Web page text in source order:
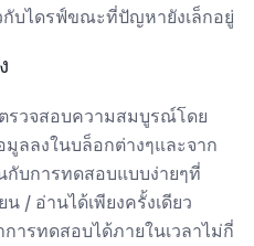
บไดรฟ์ขณะที่ปัญหายังเล็กอยู่
รวจสอบความสมบูรณ์โดย
ลลงในบล็อกต่างๆและจาก
บการทดสอบแบบง่ายๆที่
/ อ่านได้เพียงครั้งเดียว
รทดสอบได้ภายในเวลาไม่กี่